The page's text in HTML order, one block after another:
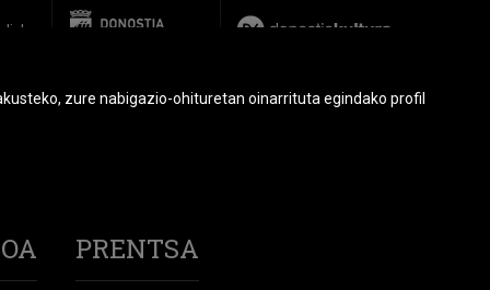
PRENTSA
zure nabigazio-ohituretan oinarrituta egindako profil